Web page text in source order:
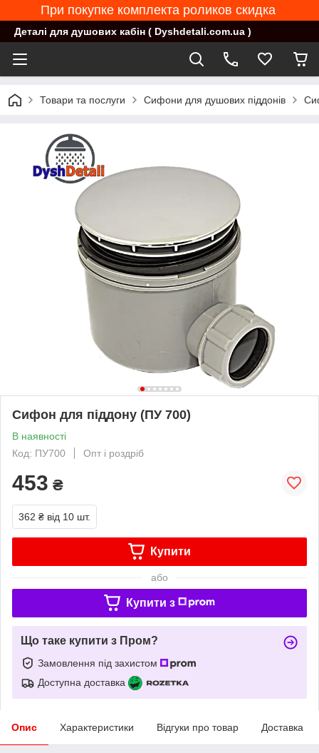
При покупке комплекта роликов скидка
Деталі для душових кабін ( Dyshdetali.com.ua )
Товари та послуги Сифони для душових піддонів
Сифон для піддону (ПУ 700)
В наявності
Код: ПУ700
Опт і роздріб
453 ₴
362 ₴ від 10 шт.
Купити
або
Купити з
Що таке купити з Пром?
Замовлення під захистом
Доступна доставка
Опис Характеристики Відгуки про товар Доставка